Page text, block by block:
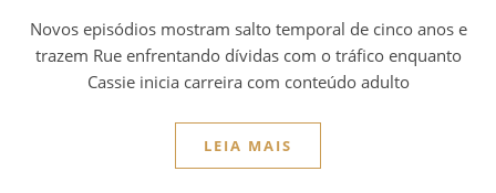
Novos episódios mostram salto temporal de cinco anos e
trazem Rue enfrentando dívidas com o tráfico enquanto
Cassie inicia carreira com conteúdo adulto
LEIA MAIS